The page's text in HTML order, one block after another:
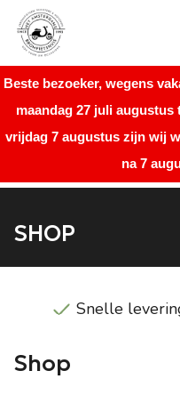
Beste bezoeker, wegens
maandag 27 juli augustus
vrijdag 7 augustus zijn wij
na 7
SHOP
Direct uit
Shop